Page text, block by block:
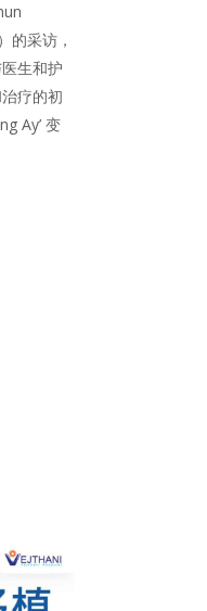
的采访，
生和护
疗的初
Ay’ 变